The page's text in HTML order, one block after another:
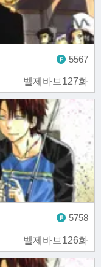
벨제바브127화
5567
벨제바브126화
5758